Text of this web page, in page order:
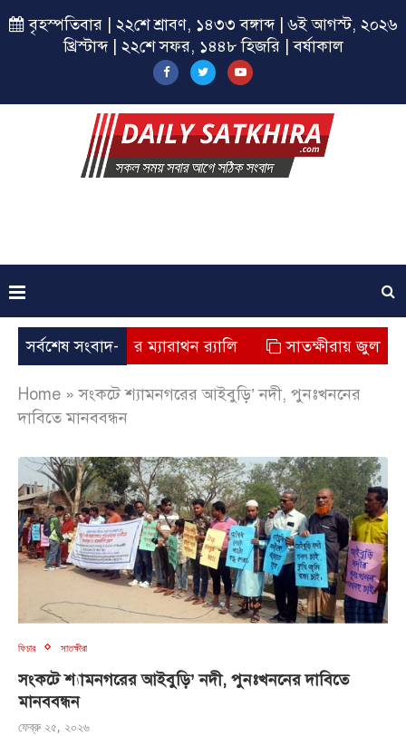
বৃহস্পতিবার | ২২শে শ্রাবণ, ১৪৩৩ বঙ্গাব্দ | ৬ই আগস্ট, ২০২৬
খ্রিস্টাব্দ | ২২শে সফর, ১৪৪৮ হিজরি | বর্ষাকাল
সর্বশেষ সংবাদ-ম্যারাথন র‌্যালি সাতক্ষীরায় জুলাই যোদ্ধাদের
Home »সংকটে শ্যামনগরের আইবুড়ি’ নদী, পুনঃখননের
দাবিতে মানববন্ধন
ফিচার সাতক্ষীরা
সংকটে শ্যামনগরের আইবুড়ি’ নদী, পুনঃখননের দাবিতে
মানববন্ধন
ফেব্রু ২৫, ২০২৬